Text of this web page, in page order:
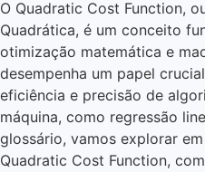
O Quadratic Cost Function,
Quadrática, é um conceito
otimização matemática e
desempenha um papel
eficiência e precisão de
máquina, como regressão
glossário, vamos explorar
Quadratic Cost Function,